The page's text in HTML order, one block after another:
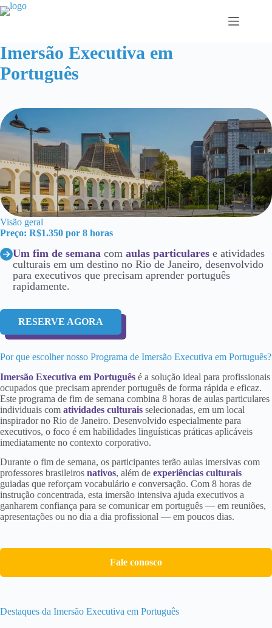
Pular
para
Imersão Executiva em
Português
Visão geral
Preço: R$1.350 por 8 horas
Um fim de semana com aulas particulares e atividades
culturais em um destino no Rio de Janeiro, desenvolvido
para executivos que precisam aprender português
rapidamente.
RESERVE AGORA
Por que escolher nosso Programa de Imersão Executiva em Português?
Imersão Executiva em Português é a solução ideal para profissionais
ocupados que precisam aprender português de forma rápida e eficaz.
Este programa de fim de semana combina 8 horas de aulas particulares
individuais com atividades culturais selecionadas, em um local
inspirador no Rio de Janeiro. Desenvolvido especialmente para
executivos, o foco é em habilidades linguísticas práticas aplicáveis
imediatamente no contexto corporativo.
Durante o fim de semana, os participantes terão aulas imersivas com
professores brasileiros nativos, além de experiências culturais
guiadas que reforçam vocabulário e conversação. Com 8 horas de
instrução concentrada, esta imersão intensiva ajuda executivos a
ganharem confiança para se comunicar em português — em reuniões,
apresentações ou no dia a dia profissional — em poucos dias.
Fale conosco
Destaques da Imersão Executiva em Português